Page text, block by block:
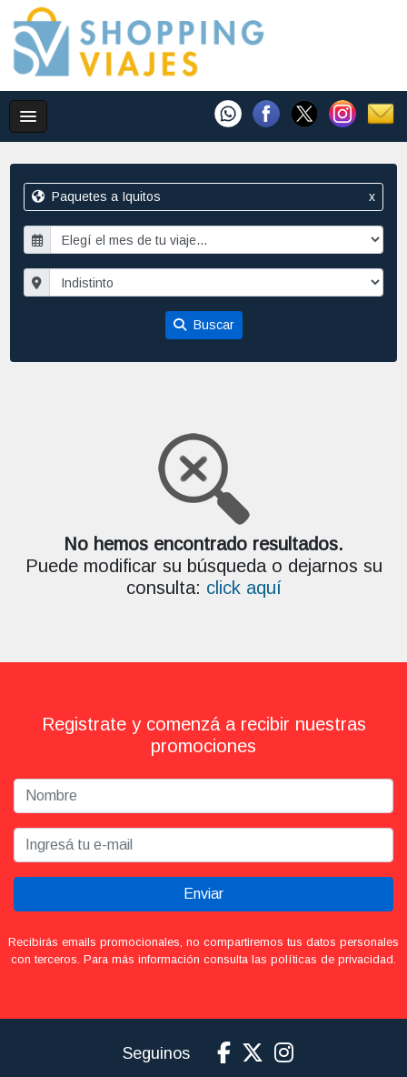
Paquetes a Iquitos x
Buscar
No hemos encontrado resultados.
Puede modificar su búsqueda o dejarnos su
consulta: click aquí
Registrate y comenzá a recibir nuestras
promociones
Enviar
Recibirás emails promocionales, no compartiremos tus datos personales
con terceros. Para más información consulta las políticas de privacidad.
Seguinos